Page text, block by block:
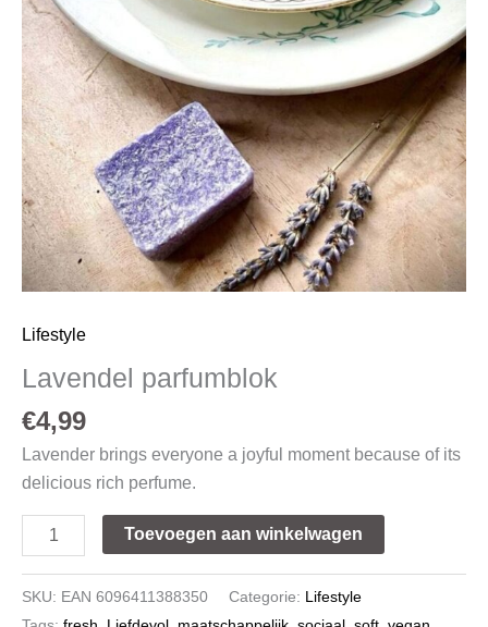
Lifestyle
Lavendel parfumblok
€4,99
Lavender brings everyone a joyful moment because of its
delicious rich perfume.
Toevoegen aan winkelwagen
SKU: EAN 6096411388350 Categorie: Lifestyle